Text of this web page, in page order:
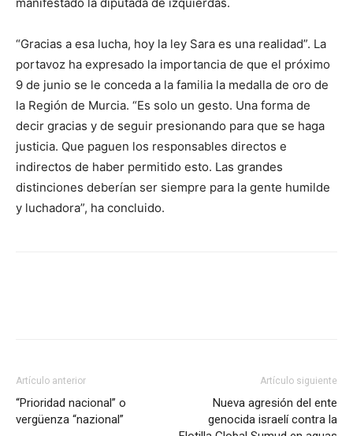
“Gracias a esa lucha, hoy la ley Sara es una realidad”. La
portavoz ha expresado la importancia de que el próximo
9 de junio se le conceda a la familia la medalla de oro de
la Región de Murcia. “Es solo un gesto. Una forma de
decir gracias y de seguir presionando para que se haga
justicia. Que paguen los responsables directos e
indirectos de haber permitido esto. Las grandes
distinciones deberían ser siempre para la gente humilde
y luchadora”, ha concluido.
Artículo anterior
“Prioridad nacional” o
vergüenza “nazional”
Artículo siguiente
Nueva agresión del ente
genocida israelí contra la